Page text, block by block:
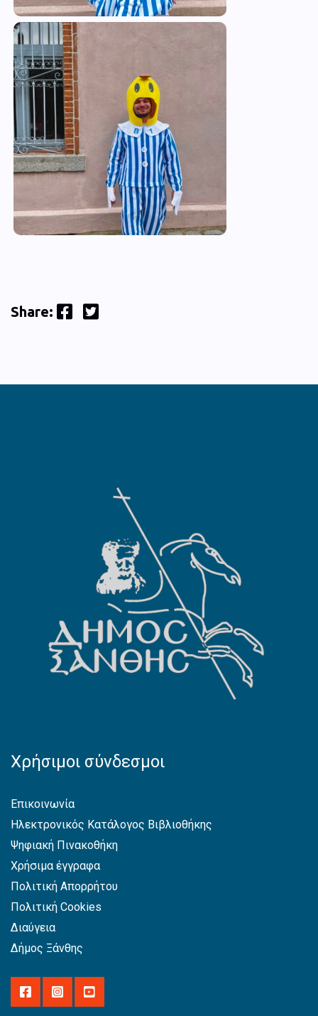
Share: Facebook Twitter
Χρήσιμοι σύνδεσμοι
Επικοινωνία
Ηλεκτρονικός Κατάλογος Βιβλιοθήκης
Ψηφιακή Πινακοθήκη
Χρήσιμα έγγραφα
Πολιτική Απορρήτου
Πολιτική Cookies
Διαύγεια
Δήμος Ξάνθης